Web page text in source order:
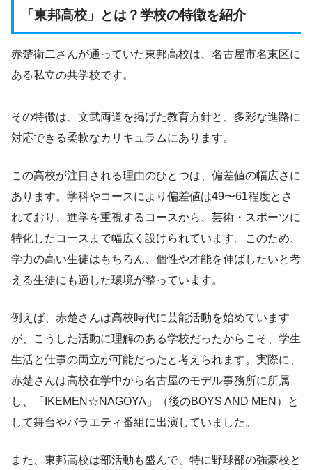
「東邦高校」とは？学校の特徴を紹介
赤楚衛二さんが通っていた東邦高校は、名古屋市名東区に
ある私立の共学校です。
その特徴は、文武両道を掲げた教育方針と、多彩な進路に
対応できる柔軟なカリキュラムにあります。
この高校が注目される理由のひとつは、偏差値の幅広さに
あります。学科やコースにより偏差値は49〜61程度とさ
れており、進学を重視するコースから、芸術・スポーツに
特化したコースまで幅広く設けられています。このため、
学力の高い生徒はもちろん、個性や才能を伸ばしたいと考
える生徒にも適した環境が整っています。
例えば、赤楚さんは高校時代に芸能活動を始めています
が、こうした活動に理解のある学校だったからこそ、学生
生活と仕事の両立が可能だったと考えられます。実際に、
赤楚さんは高校在学中から名古屋のモデル事務所に所属
し、「IKEMEN☆NAGOYA」（後のBOYS AND MEN）と
して舞台やバラエティ番組に出演していました。
また、東邦高校は部活動も盛んで、特に野球部の強豪校と